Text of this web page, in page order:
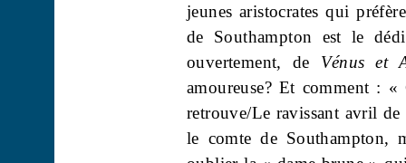
jeunes aristocrates qui
de Southampton est le
ouvertement, de Vénus et
amoureuse? Et comment :
retrouve/Le ravissant avril
le comte de Southampton,